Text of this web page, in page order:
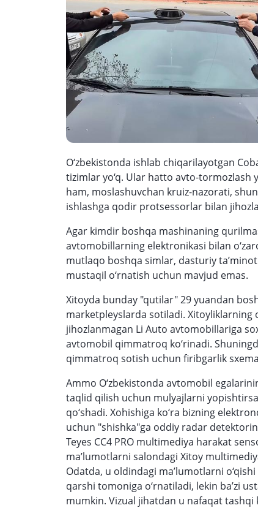
O‘zbekistonda ishlab chiqarilayotgan
tizimlar yo‘q. Ular hatto avto-tormozlash
ham, moslashuvchan kruiz-nazorati,
ishlashga qodir protsessorlar bilan
Agar kimdir boshqa mashinaning
avtomobillarning elektronikasi bilan
mutlaqo boshqa simlar, dasturiy
mustaqil o‘rnatish uchun mavjud emas.
Xitoyda bunday "qutilar" 29 yuandan
marketpleyslarda sotiladi. Xitoyliklarning
jihozlanmagan Li Auto avtomobillariga
avtomobil qimmatroq ko‘rinadi.
qimmatroq sotish uchun firibgarlik
Ammo O‘zbekistonda avtomobil
taqlid qilish uchun mulyajlarni
qo‘shadi. Xohishiga ko‘ra bizning
uchun "shishka"ga oddiy radar
Teyes CC4 PRO multimediya harakat
ma’lumotlarni salondagi Xitoy
Odatda, u oldindagi ma’lumotlarni
qarshi tomoniga o‘rnatiladi, lekin ba’zi
mumkin. Vizual jihatdan u nafaqat tashqi